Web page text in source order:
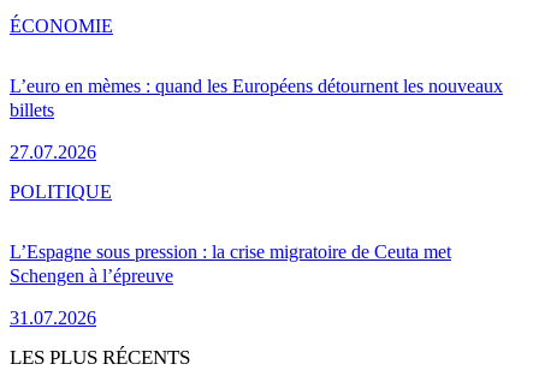
L’euro en mèmes : quand les Européens détournent les nouveaux
billets
27.07.2026
ÉCONOMIE
L’Espagne sous pression : la crise migratoire de Ceuta met
Schengen à l’épreuve
31.07.2026
POLITIQUE
LES PLUS RÉCENTS